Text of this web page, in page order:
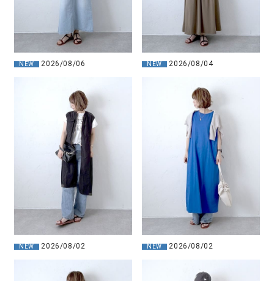
NEW 2026/08/06 NEW 2026/08/04
NEW 2026/08/02 NEW 2026/08/02